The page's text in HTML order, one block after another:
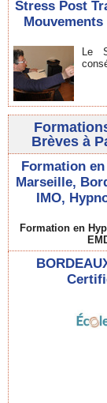
Stress Post
Le
Brèves à
Formation
Marseille,
IMO,
Formation en